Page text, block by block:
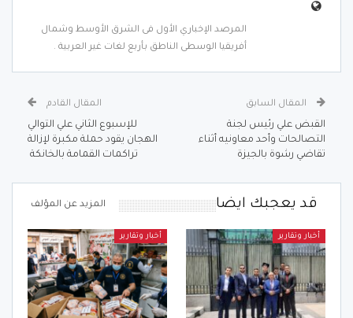
المرصد الإخباري الأول فى الشرق الأوسط وشمال
أفريقيا الوسطى الناطق بأربع لغات غير العربية .
المقال السابق
القبض علي رئيس لجنة
التصالحات وأحد معاونيه أثناء
تقاضي رشوة بالجيزة
المقال القادم
للإسبوع الثاني علي التوالي
الهجان يقود حملة مكبرة لإزالة
تراكمات القمامة بالخانكة
قد يعجبك ايضا المزيد عن المؤلف
أخبار وتقارير أخبار وتقارير